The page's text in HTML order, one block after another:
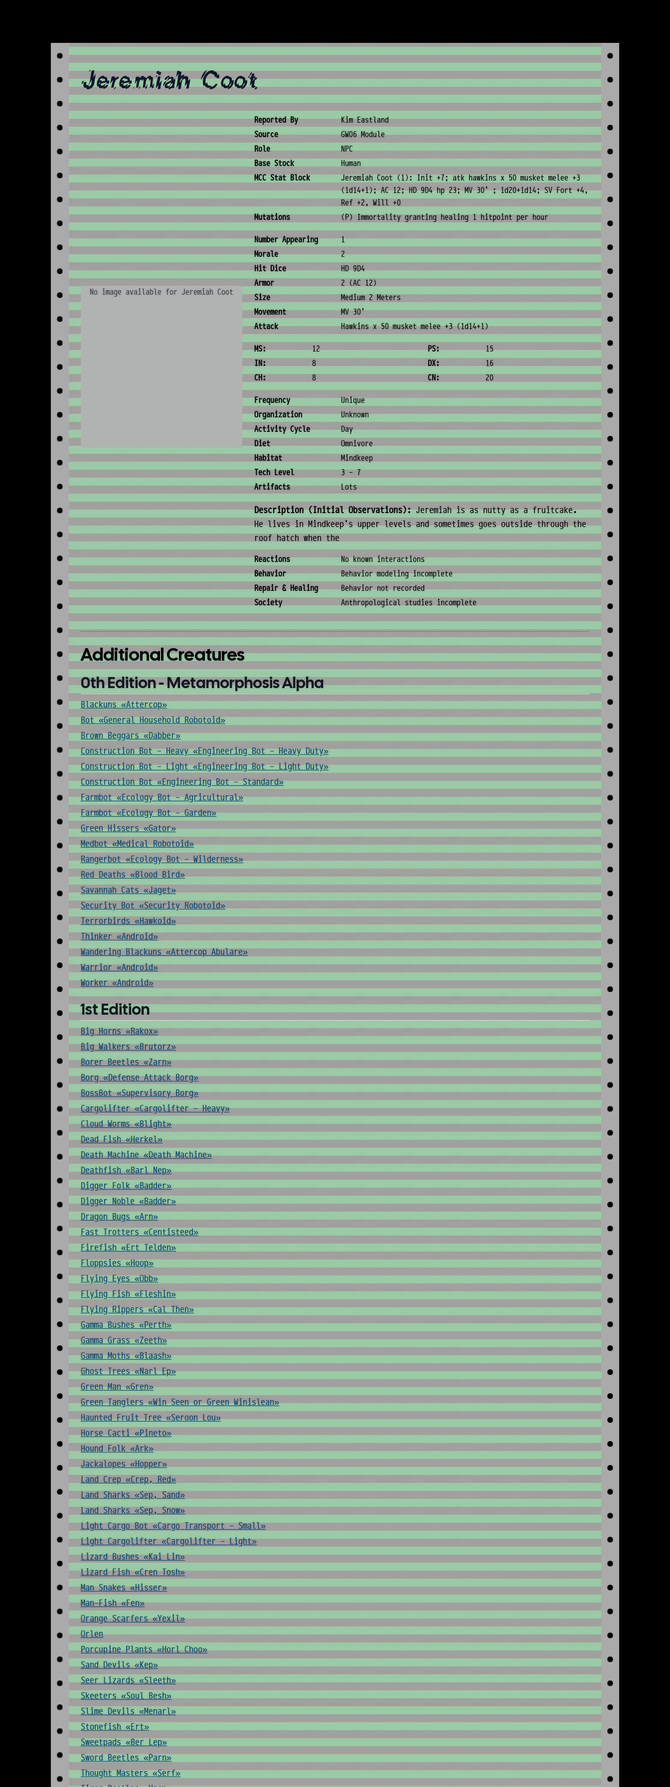
Jeremiah Coot
No image available for Jeremiah Coot
Creature Metadata
Reported By
Kim Eastland
Source
GW06 Module
Role
NPC
Base Stock
Human
MCC Stat Block
Jeremiah Coot (1): Init +7; atk hawkins x 50 musket melee +3
(1d14+1); AC 12; HD 9D4 hp 23; MV 30' ; 1d20+1d14; SV Fort +4,
Ref +2, Will +0
Mutations
(P) Immortality granting healing 1 hitpoint per hour
Combat & Physical Stats
Number Appearing
1
Morale
2
Hit Dice
HD 9D4
Armor
2 (AC 12)
Size
Medium 2 Meters
Movement
MV 30'
Attack
Hawkins x 50 musket melee +3 (1d14+1)
Ability Scores
MS: 12 PS:
15
IN:
8 DX:
16
CH:
8 CN: 20
Ecology & Logistics
Frequency
Unique
Organization
Unknown
Activity Cycle
Day
Diet
Omnivore
Habitat
Mindkeep
Tech Level
3 - 7
Artifacts
Lots
Description (Initial Observations):Jeremiah is as nutty as a fruitcake.
He lives in Mindkeep's upper levels and sometimes goes outside through the
roof hatch when the
Behavior & Society
Reactions
No known interactions
Behavior
Behavior modeling incomplete
Repair & Healing
Behavior not recorded
Society
Anthropological studies incomplete
Additional Creatures
0th Edition - Metamorphosis Alpha
Blackuns «Attercop»
Bot «General Household Robotoid»
Brown Beggars «Dabber»
Construction Bot - Heavy «Engineering Bot - Heavy Duty»
Construction Bot - Light «Engineering Bot - Light Duty»
Construction Bot «Engineering Bot - Standard»
Farmbot «Ecology Bot - Agricultural»
Farmbot «Ecology Bot - Garden»
Green Hissers «Gator»
Medbot «Medical Robotoid»
Rangerbot «Ecology Bot - Wilderness»
Red Deaths «Blood Bird»
Savannah Cats «Jaget»
Security Bot «Security Robotoid»
Terrorbirds «Hawkoid»
Thinker «Android»
Wandering Blackuns «Attercop Abulare»
Warrior «Android»
Worker «Android»
1st Edition
Big Horns «Rakox»
Big Walkers «Brutorz»
Borer Beetles «Zarn»
Borg «Defense Attack Borg»
BossBot «Supervisory Borg»
Cargolifter «Cargolifter - Heavy»
Cloud Worms «Blight»
Dead Fish «Herkel»
Death Machine «Death Machine»
Deathfish «Barl Nep»
Digger Folk «Badder»
Digger Noble «Badder»
Dragon Bugs «Arn»
Fast Trotters «Centisteed»
Firefish «Ert Telden»
Floppsies «Hoop»
Flying Eyes «Obb»
Flying Fish «Fleshin»
Flying Rippers «Cal Then»
Gamma Bushes «Perth»
Gamma Grass «Zeeth»
Gamma Moths «Blaash»
Ghost Trees «Narl Ep»
Green Man «Gren»
Green Tanglers «Win Seen or Green Winislean»
Haunted Fruit Tree «Seroon Lou»
Horse Cacti «Pineto»
Hound Folk «Ark»
Jackalopes «Hopper»
Land Crep «Crep, Red»
Land Sharks «Sep, Sand»
Land Sharks «Sep, Snow»
Light Cargo Bot «Cargo Transport - Small»
Light Cargolifter «Cargolifter - Light»
Lizard Bushes «Kai Lin»
Lizard Fish «Cren Tosh»
Man Snakes «Hisser»
Man-Fish «Fen»
Orange Scarfers «Yexil»
Orlen
Porcupine Plants «Horl Choo»
Sand Devils «Kep»
Seer Lizards «Sleeth»
Skeeters «Soul Besh»
Slime Devils «Menarl»
Stonefish «Ert»
Sweetpads «Ber Lep»
Sword Beetles «Parn»
Thought Masters «Serf»